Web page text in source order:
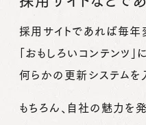
採用サイトであれば毎
「おもしろいコンテンツ
何らかの更新システムを
もちろん、自社の魅力を